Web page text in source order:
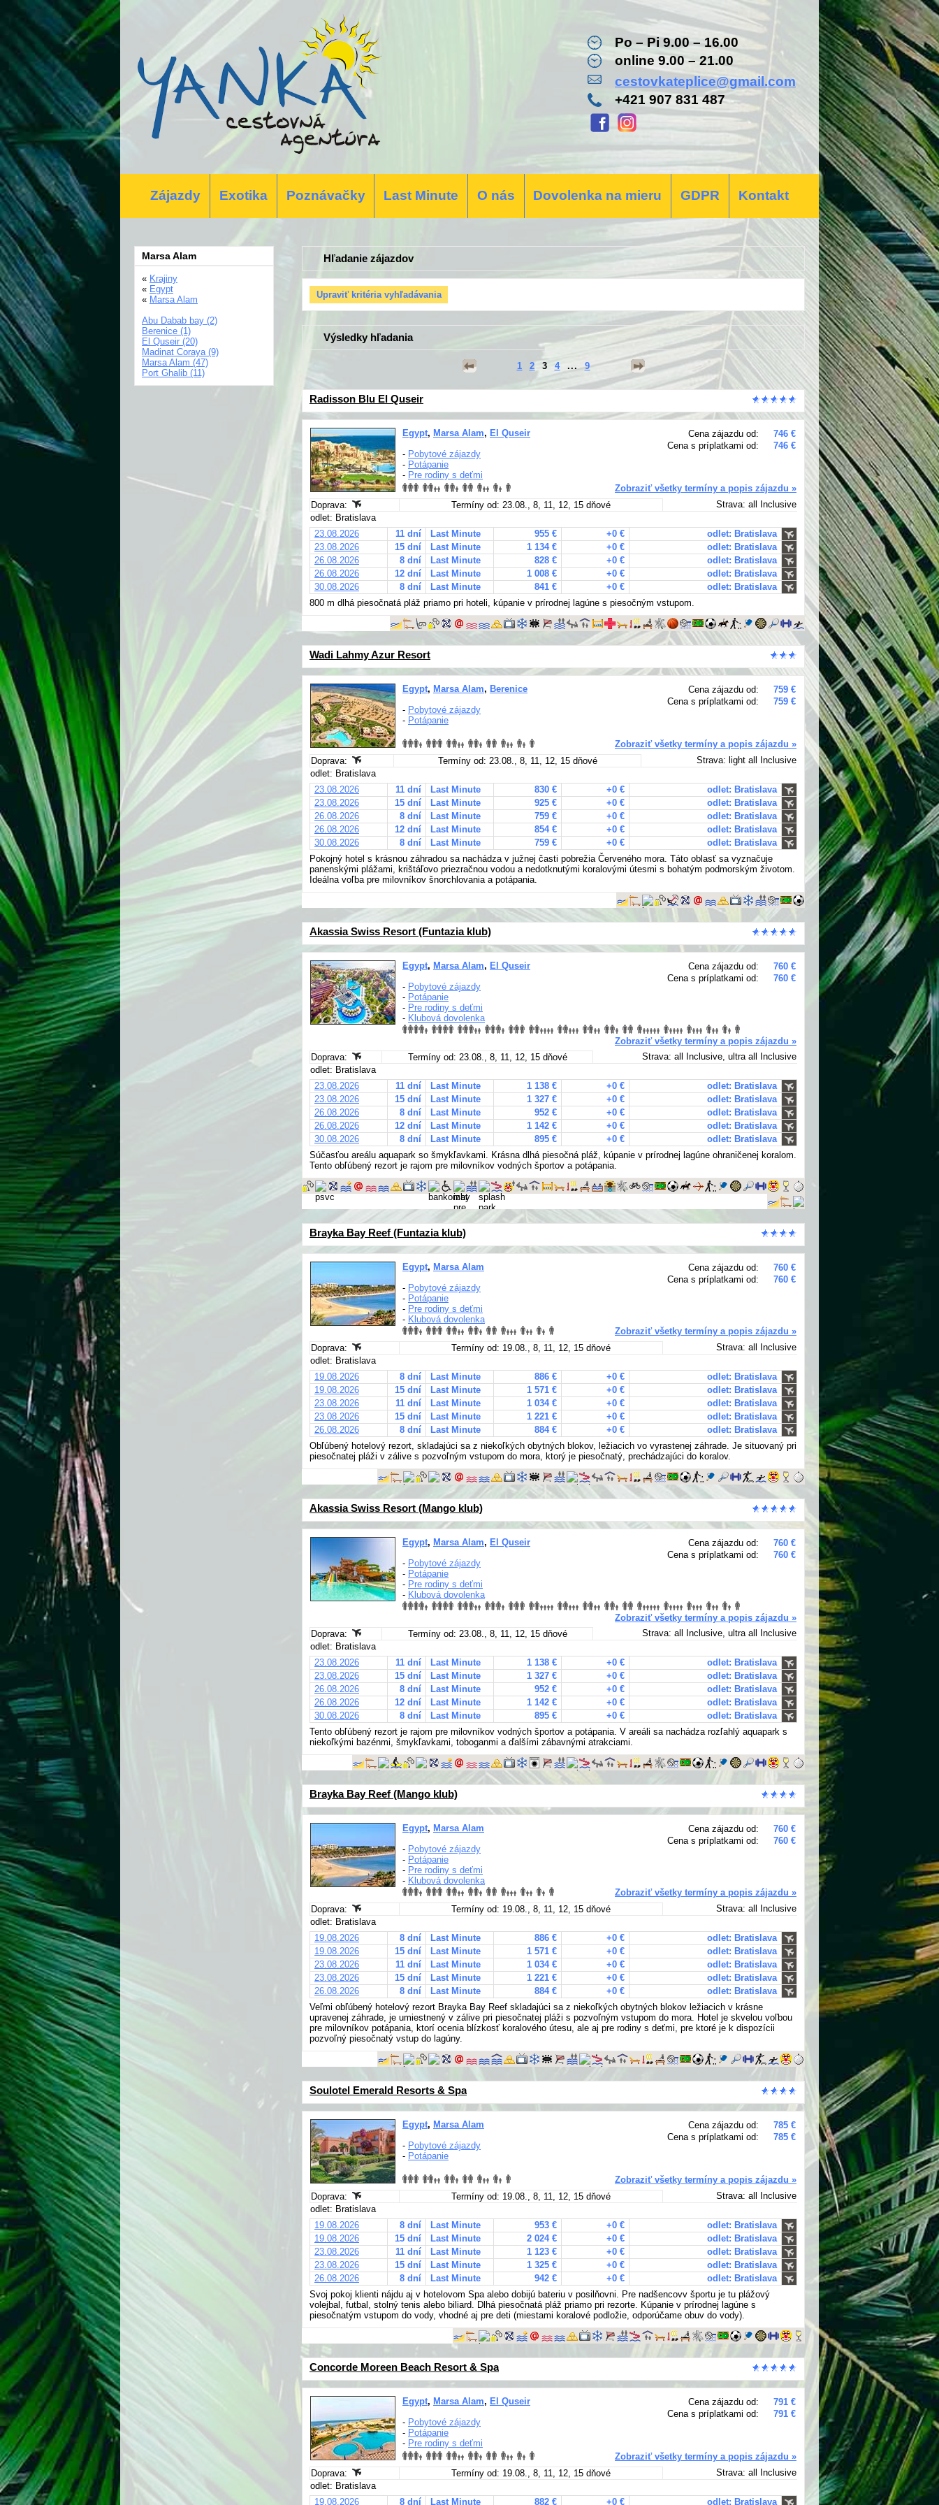
Po – Pi 9.00 – 16.00
online 9.00 – 21.00
cestovkateplice@gmail.com
+421 907 831 487
Zájazdy Exotika Poznávačky Last Minute O nás Dovolenka na mieru GDPR Kontakt
Hľadanie zájazdov
Výsledky hľadania
1 2 3 4...9
Radisson Blu El Quseir
Cena zájazdu od:
746 €
Cena s príplatkami od:
746 €
Egypt, Marsa Alam, El Quseir
- Pobytové zájazdy
- Potápanie
- Pre rodiny s deťmi
Zobraziť všetky termíny a popis zájazdu »
Doprava:
Termíny od: 23.08., 8, 11, 12, 15 dňové
Strava: all Inclusive
odlet: Bratislava
23.08.2026
11 dní Last Minute 955 € +0 €
odlet: Bratislava
23.08.2026
15 dní Last Minute 1 134 € +0 €
odlet: Bratislava
26.08.2026
8 dní Last Minute 828 € +0 €
odlet: Bratislava
26.08.2026
12 dní Last Minute 1 008 € +0 €
odlet: Bratislava
30.08.2026
8 dní Last Minute 841 € +0 €
odlet: Bratislava
800 m dlhá piesočnatá pláž priamo pri hoteli, kúpanie v prírodnej lagúne s piesočným vstupom.
Wadi Lahmy Azur Resort
Cena zájazdu od:
759 €
Cena s príplatkami od:
759 €
Egypt, Marsa Alam, Berenice
- Pobytové zájazdy
- Potápanie
Zobraziť všetky termíny a popis zájazdu »
Doprava:
Termíny od: 23.08., 8, 11, 12, 15 dňové
Strava: light all Inclusive
odlet: Bratislava
23.08.2026
11 dní Last Minute 830 € +0 €
odlet: Bratislava
23.08.2026
15 dní Last Minute 925 € +0 €
odlet: Bratislava
26.08.2026
8 dní Last Minute 759 € +0 €
odlet: Bratislava
26.08.2026
12 dní Last Minute 854 € +0 €
odlet: Bratislava
30.08.2026
8 dní Last Minute 759 € +0 €
odlet: Bratislava
Pokojný hotel s krásnou záhradou sa nachádza v južnej časti pobrežia Červeného mora. Táto oblasť sa vyznačuje
panenskými plážami, krištáľovo priezračnou vodou a nedotknutými koralovými útesmi s bohatým podmorským životom.
Ideálna voľba pre milovníkov šnorchlovania a potápania.
Akassia Swiss Resort (Funtazia klub)
Cena zájazdu od:
760 €
Cena s príplatkami od:
760 €
Egypt, Marsa Alam, El Quseir
- Pobytové zájazdy
- Potápanie
- Pre rodiny s deťmi
- Klubová dovolenka
Zobraziť všetky termíny a popis zájazdu »
Doprava:
Termíny od: 23.08., 8, 11, 12, 15 dňové
Strava: all Inclusive, ultra all Inclusive
odlet: Bratislava
23.08.2026
11 dní Last Minute 1 138 € +0 €
odlet: Bratislava
23.08.2026
15 dní Last Minute 1 327 € +0 €
odlet: Bratislava
26.08.2026
8 dní Last Minute 952 € +0 €
odlet: Bratislava
26.08.2026
12 dní Last Minute 1 142 € +0 €
odlet: Bratislava
30.08.2026
8 dní Last Minute 895 € +0 €
odlet: Bratislava
Súčasťou areálu aquapark so šmykľavkami. Krásna dlhá piesočná pláž, kúpanie v prírodnej lagúne ohraničenej koralom.
Tento obľúbený rezort je rajom pre milovníkov vodných športov a potápania.
Brayka Bay Reef (Funtazia klub)
Cena zájazdu od:
760 €
Cena s príplatkami od:
760 €
Egypt, Marsa Alam
- Pobytové zájazdy
- Potápanie
- Pre rodiny s deťmi
- Klubová dovolenka
Zobraziť všetky termíny a popis zájazdu »
Doprava:
Termíny od: 19.08., 8, 11, 12, 15 dňové
Strava: all Inclusive
odlet: Bratislava
19.08.2026
8 dní Last Minute 886 € +0 €
odlet: Bratislava
19.08.2026
15 dní Last Minute 1 571 € +0 €
odlet: Bratislava
23.08.2026
11 dní Last Minute 1 034 € +0 €
odlet: Bratislava
23.08.2026
15 dní Last Minute 1 221 € +0 €
odlet: Bratislava
26.08.2026
8 dní Last Minute 884 € +0 €
odlet: Bratislava
Obľúbený hotelový rezort, skladajúci sa z niekoľkých obytných blokov, ležiacich vo vyrastenej záhrade. Je situovaný pri
piesočnatej pláži v zálive s pozvoľným vstupom do mora, ktorý je piesočnatý, prechádzajúci do koralov.
Akassia Swiss Resort (Mango klub)
Cena zájazdu od:
760 €
Cena s príplatkami od:
760 €
Egypt, Marsa Alam, El Quseir
- Pobytové zájazdy
- Potápanie
- Pre rodiny s deťmi
- Klubová dovolenka
Zobraziť všetky termíny a popis zájazdu »
Doprava:
Termíny od: 23.08., 8, 11, 12, 15 dňové
Strava: all Inclusive, ultra all Inclusive
odlet: Bratislava
23.08.2026
11 dní Last Minute 1 138 € +0 €
odlet: Bratislava
23.08.2026
15 dní Last Minute 1 327 € +0 €
odlet: Bratislava
26.08.2026
8 dní Last Minute 952 € +0 €
odlet: Bratislava
26.08.2026
12 dní Last Minute 1 142 € +0 €
odlet: Bratislava
30.08.2026
8 dní Last Minute 895 € +0 €
odlet: Bratislava
Tento obľúbený rezort je rajom pre milovníkov vodných športov a potápania. V areáli sa nachádza rozľahlý aquapark s
niekoľkými bazénmi, šmykľavkami, toboganmi a ďalšími zábavnými atrakciami.
Brayka Bay Reef (Mango klub)
Cena zájazdu od:
760 €
Cena s príplatkami od:
760 €
Egypt, Marsa Alam
- Pobytové zájazdy
- Potápanie
- Pre rodiny s deťmi
- Klubová dovolenka
Zobraziť všetky termíny a popis zájazdu »
Doprava:
Termíny od: 19.08., 8, 11, 12, 15 dňové
Strava: all Inclusive
odlet: Bratislava
19.08.2026
8 dní Last Minute 886 € +0 €
odlet: Bratislava
19.08.2026
15 dní Last Minute 1 571 € +0 €
odlet: Bratislava
23.08.2026
11 dní Last Minute 1 034 € +0 €
odlet: Bratislava
23.08.2026
15 dní Last Minute 1 221 € +0 €
odlet: Bratislava
26.08.2026
8 dní Last Minute 884 € +0 €
odlet: Bratislava
Veľmi obľúbený hotelový rezort Brayka Bay Reef skladajúci sa z niekoľkých obytných blokov ležiacich v krásne
upravenej záhrade, je umiestnený v zálive pri piesočnatej pláži s pozvoľným vstupom do mora. Hotel je skvelou voľbou
pre milovníkov potápania, ktorí ocenia blízkosť koralového útesu, ale aj pre rodiny s deťmi, pre ktoré je k dispozícii
pozvoľný piesočnatý vstup do lagúny.
Soulotel Emerald Resorts & Spa
Cena zájazdu od:
785 €
Cena s príplatkami od:
785 €
Egypt, Marsa Alam
- Pobytové zájazdy
- Potápanie
Zobraziť všetky termíny a popis zájazdu »
Doprava:
Termíny od: 19.08., 8, 11, 12, 15 dňové
Strava: all Inclusive
odlet: Bratislava
19.08.2026
8 dní Last Minute 953 € +0 €
odlet: Bratislava
19.08.2026
15 dní Last Minute 2 024 € +0 €
odlet: Bratislava
23.08.2026
11 dní Last Minute 1 123 € +0 €
odlet: Bratislava
23.08.2026
15 dní Last Minute 1 325 € +0 €
odlet: Bratislava
26.08.2026
8 dní Last Minute 942 € +0 €
odlet: Bratislava
Svoj pokoj klienti nájdu aj v hotelovom Spa alebo dobijú bateriu v posilňovni. Pre nadšencovv športu je tu plážový
volejbal, futbal, stolný tenis alebo biliard. Dlhá piesočnatá pláž priamo pri rezorte. Kúpanie v prírodnej lagúne s
piesočnatým vstupom do vody, vhodné aj pre deti (miestami koralové podložie, odporúčame obuv do vody).
Concorde Moreen Beach Resort & Spa
Cena zájazdu od:
791 €
Cena s príplatkami od:
791 €
Egypt, Marsa Alam, El Quseir
- Pobytové zájazdy
- Potápanie
- Pre rodiny s deťmi
Zobraziť všetky termíny a popis zájazdu »
Doprava:
Termíny od: 19.08., 8, 11, 12, 15 dňové
Strava: all Inclusive
odlet: Bratislava
19.08.2026
8 dní Last Minute 882 € +0 € odlet: Bratislava
Marsa Alam
« Krajiny
« Egypt
« Marsa Alam
Abu Dabab bay (2)
Berenice (1)
El Quseir (20)
Madinat Coraya (9)
Marsa Alam (47)
Port Ghalib (11)